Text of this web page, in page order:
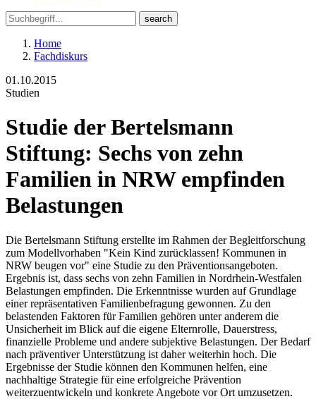
Home
Fachdiskurs
01.10.2015
Studien
Studie der Bertelsmann
Stiftung: Sechs von zehn
Familien in NRW empfinden
Belastungen
Die Bertelsmann Stiftung erstellte im Rahmen der Begleitforschung
zum Modellvorhaben "Kein Kind zurücklassen! Kommunen in
NRW beugen vor" eine Studie zu den Präventionsangeboten.
Ergebnis ist, dass sechs von zehn Familien in Nordrhein-Westfalen
Belastungen empfinden. Die Erkenntnisse wurden auf Grundlage
einer repräsentativen Familienbefragung gewonnen. Zu den
belastenden Faktoren für Familien gehören unter anderem die
Unsicherheit im Blick auf die eigene Elternrolle, Dauerstress,
finanzielle Probleme und andere subjektive Belastungen. Der Bedarf
nach präventiver Unterstützung ist daher weiterhin hoch. Die
Ergebnisse der Studie können den Kommunen helfen, eine
nachhaltige Strategie für eine erfolgreiche Prävention
weiterzuentwickeln und konkrete Angebote vor Ort umzusetzen.